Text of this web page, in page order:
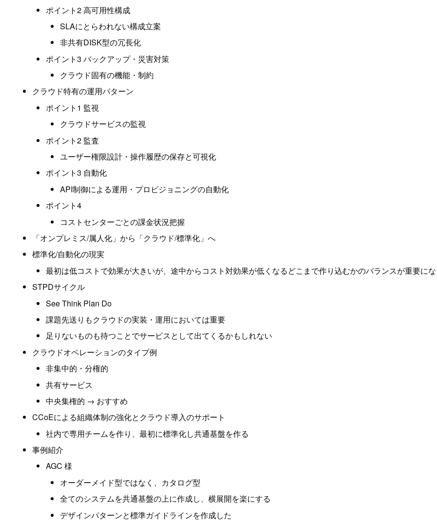
ポイント2 高可用性構成
SLAにとらわれない構成立案
非共有DISK型の冗長化
ポイント3 バックアップ・災害対策
クラウド固有の機能・制約
クラウド特有の運用パターン
ポイント1 監視
クラウドサービスの監視
ポイント2 監査
ユーザー権限設計・操作履歴の保存と可視化
ポイント3 自動化
API制御による運用・プロビジョニングの自動化
ポイント4
コストセンターごとの課金状況把握
「オンプレミス/属人化」から「クラウド/標準化」へ
標準化/自動化の現実
最初は低コストで効果が大きいが、途中からコスト対効果が低くなるどこまで作り込むかのバランスが重要に
STPDサイクル
See Think Plan Do
課題先送りもクラウドの実装・運用においては重要
足りないものも待つことでサービスとして出てくるかもしれない
クラウドオペレーションのタイプ例
非集中的・分権的
共有サービス
中央集権的 → おすすめ
CCoEによる組織体制の強化とクラウド導入のサポート
社内で専用チームを作り、最初に標準化し共通基盤を作る
事例紹介
AGC 様
オーダーメイド型ではなく、カタログ型
全てのシステムを共通基盤の上に作成し、横展開を楽にする
デザインパターンと標準ガイドラインを作成した